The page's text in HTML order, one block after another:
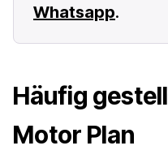
Whatsapp.
Häufig
Motor Plan